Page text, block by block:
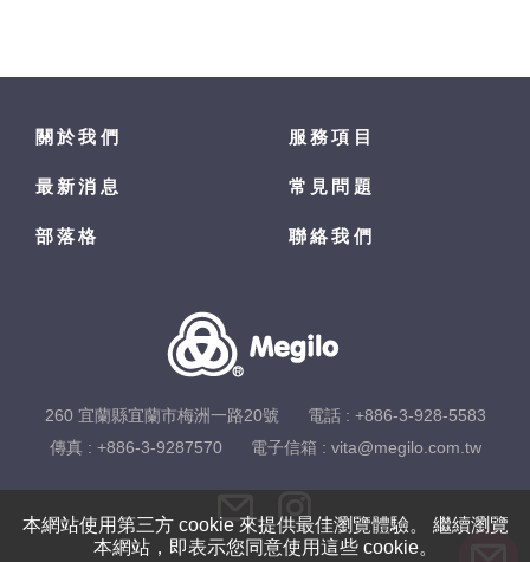
本網站使用第三方 cookie 來提供最佳瀏覽體驗。 繼續瀏覽
本網站，即表示您同意使用這些 cookie。
關於我們 服務項目
最新消息 常見問題
部落格 聯絡我們
260 宜蘭縣宜蘭市梅洲一路20號 電話 : +886-3-928-5583
傳真 : +886-3-9287570
電子信箱 : vita@megilo.com.tw